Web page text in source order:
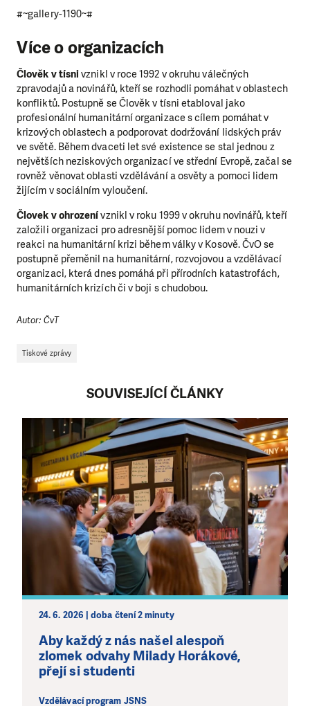
#~gallery-1190~#
Více o organizacích
Člověk v tísnivznikl v roce 1992 v okruhu válečných
zpravodajů a novinářů, kteří se rozhodli pomáhat v oblastech
konfliktů. Postupně se Člověk v tísni etabloval jako
profesionální humanitární organizace s cílem pomáhat v
krizových oblastech a podporovat dodržování lidských práv
ve světě. Během dvaceti let své existence se stal jednou z
největších neziskových organizací ve střední Evropě, začal se
rovněž věnovat oblasti vzdělávání a osvěty a pomoci lidem
žijícím v sociálním vyloučení.
Človek v ohrozenívznikl v roku 1999 v okruhu novinářů, kteří
založili organizaci pro adresnější pomoc lidem v nouzi v
reakci na humanitární krizi během války v Kosově. ČvO se
postupně přeměnil na humanitární, rozvojovou a vzdělávací
organizaci, která dnes pomáhá při přírodních katastrofách,
humanitárních krizích či v boji s chudobou.
Autor: ČvT
Tiskové zprávy
SOUVISEJÍCÍ ČLÁNKY
24. 6. 2026 | doba čtení 2 minuty
Aby každý z nás našel alespoň
zlomek odvahy Milady Horákové,
přejí si studenti
Vzdělávací program JSNS